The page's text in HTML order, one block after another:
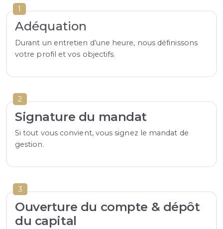
1
Adéquation
Durant un entretien d’une heure, nous définissons
votre profil et vos objectifs.
2
Signature du mandat
Si tout vous convient, vous signez le mandat de
gestion.
3
Ouverture du compte & dépôt
du capital